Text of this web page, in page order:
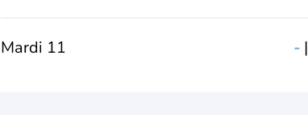
Mardi 11 - |